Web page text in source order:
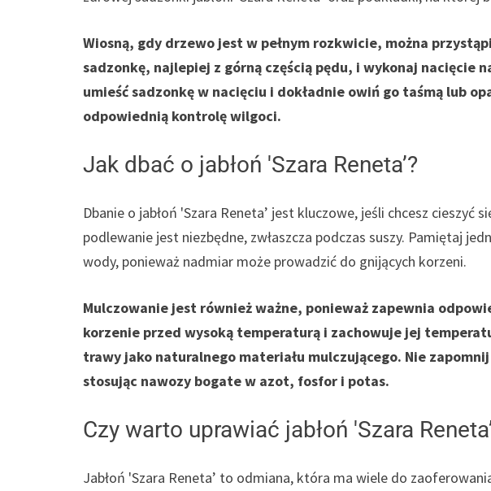
Wiosną, gdy drzewo jest w pełnym rozkwicie, można
sadzonkę, najlepiej z górną częścią pędu, i wykonaj nacięcie
umieść sadzonkę w nacięciu i dokładnie owiń go taśmą lub
odpowiednią kontrolę wilgoci.
Jak dbać o jabłoń 'Szara Reneta’?
Dbanie o jabłoń 'Szara Reneta’ jest kluczowe, jeśli chcesz cieszyć
podlewanie jest niezbędne, zwłaszcza podczas suszy. Pamiętaj
wody, ponieważ nadmiar może prowadzić do gnijących korzeni.
Mulczowanie jest również ważne, ponieważ zapewnia
korzenie przed wysoką temperaturą i zachowuje jej
trawy jako naturalnego materiału mulczującego. Nie
stosując nawozy bogate w azot, fosfor i potas.
Czy warto uprawiać jabłoń 'Szara
Jabłoń 'Szara Reneta’ to odmiana, która ma wiele do